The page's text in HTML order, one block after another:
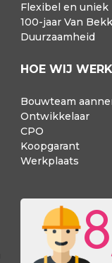
Flexibel en uniek
100-jaar Van
Duurzaamheid
HOE WIJ
Bouwteam
Ontwikkelaar
CPO
Koopgarant
Werkplaats